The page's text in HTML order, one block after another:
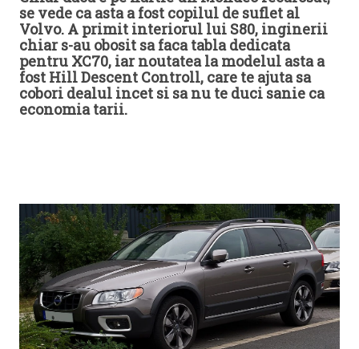
se vede ca asta a fost copilul de suflet al
Volvo. A primit interiorul lui S80, inginerii
chiar s-au obosit sa faca tabla dedicata
pentru XC70, iar noutatea la modelul asta a
fost Hill Descent Controll, care te ajuta sa
cobori dealul incet si sa nu te duci sanie ca
economia tarii.